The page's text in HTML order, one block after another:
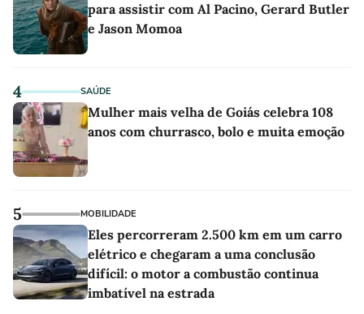
para assistir com Al Pacino, Gerard Butler
e Jason Momoa
4 SAÚDE
Mulher mais velha de Goiás celebra 108
anos com churrasco, bolo e muita emoção
5 MOBILIDADE
Eles percorreram 2.500 km em um carro
elétrico e chegaram a uma conclusão
difícil: o motor a combustão continua
imbatível na estrada